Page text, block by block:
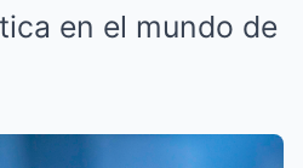
en el mundo de